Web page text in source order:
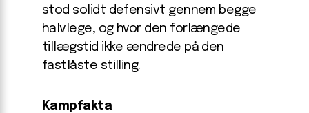
stod solidt defensivt gennem begge
halvlege, og hvor den forlængede
tillægstid ikke ændrede på den
fastlåste stilling.
Kampfakta